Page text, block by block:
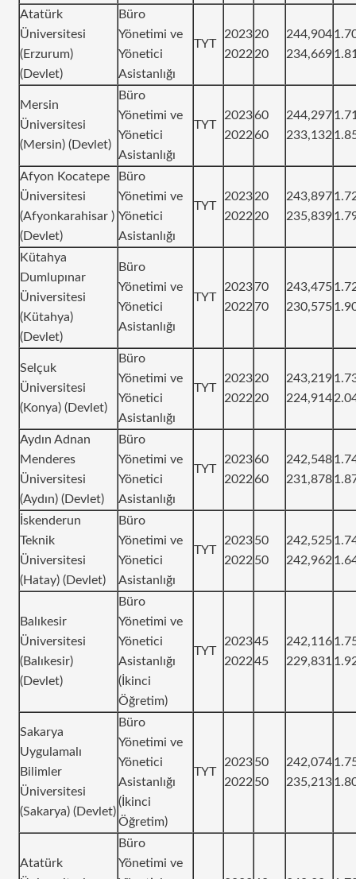
Atatürk
Üniversitesi
(Erzurum)
(Devlet)
Büro
Yönetimi ve
Yönetici
Asistanlığı
TYT
2023
2022
20
20
244,904
234,669
Mersin
Üniversitesi
(Mersin) (Devlet)
Büro
Yönetimi ve
Yönetici
Asistanlığı
TYT
2023
2022
60
60
244,297
233,132
Afyon Kocatepe
Üniversitesi
(Afyonkarahisar )
(Devlet)
Büro
Yönetimi ve
Yönetici
Asistanlığı
TYT
2023
2022
20
20
243,897
235,839
Kütahya
Dumlupınar
Üniversitesi
(Kütahya)
(Devlet)
Büro
Yönetimi ve
Yönetici
Asistanlığı
TYT
2023
2022
70
70
243,475
230,575
Selçuk
Üniversitesi
(Konya) (Devlet)
Büro
Yönetimi ve
Yönetici
Asistanlığı
TYT
2023
2022
20
20
243,219
224,914
Aydın Adnan
Menderes
Üniversitesi
(Aydın) (Devlet)
Büro
Yönetimi ve
Yönetici
Asistanlığı
TYT
2023
2022
60
60
242,548
231,878
İskenderun
Teknik
Üniversitesi
(Hatay) (Devlet)
Büro
Yönetimi ve
Yönetici
Asistanlığı
TYT
2023
2022
50
50
242,525
242,962
Balıkesir
Üniversitesi
(Balıkesir)
(Devlet)
Büro
Yönetimi ve
Yönetici
Asistanlığı
(İkinci
Öğretim)
TYT
2023
2022
45
45
242,116
229,831
Sakarya
Uygulamalı
Bilimler
Üniversitesi
(Sakarya) (Devlet)
Büro
Yönetimi ve
Yönetici
Asistanlığı
(İkinci
Öğretim)
TYT
2023
2022
50
50
242,074
235,213
Atatürk
Büro
Yönetimi ve